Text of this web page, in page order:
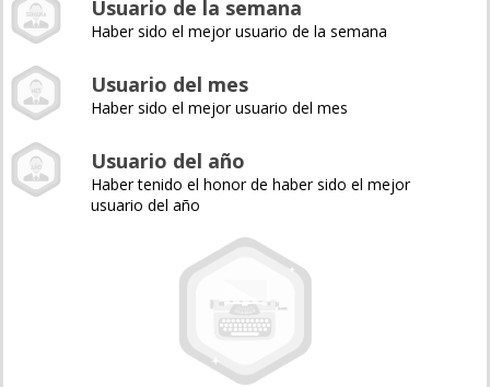
Usuario de la semana
Haber sido el mejor usuario de la semana
Usuario del mes
Haber sido el mejor usuario del mes
Usuario del año
Haber tenido el honor de haber sido el mejor
usuario del año